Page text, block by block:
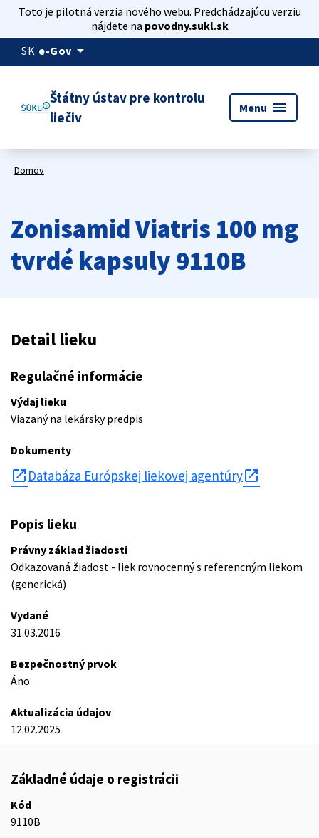
Toto je pilotná verzia nového webu. Predchádzajúcu verziu
nájdete na povodny.sukl.sk
SK e-Gov arrow_drop_down
Štátny ústav pre kontrolu
liečiv
Menu menu
Domov
Zonisamid Viatris 100 mg
tvrdé kapsuly 9110B
Detail lieku
Regulačné informácie
Výdaj lieku
Viazaný na lekársky predpis
Dokumenty
open_in_new Databáza Európskej liekovej agentúry
Popis lieku
Právny základ žiadosti
Odkazovaná žiadost - liek rovnocenný s referencným liekom
(generická)
Vydané
31.03.2016
Bezpečnostný prvok
Áno
Aktualizácia údajov
12.02.2025
Základné údaje o registrácii
Kód
9110B